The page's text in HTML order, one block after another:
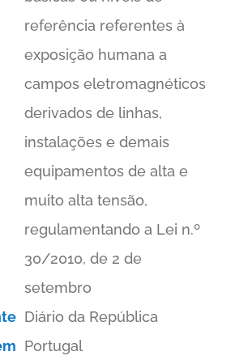
referência referentes à
exposição humana a
campos eletromagnéticos
derivados de linhas,
instalações e demais
equipamentos de alta e
muito alta tensão,
regulamentando a Lei n.º
30/2010, de 2 de
setembro
Diário da República
Portugal